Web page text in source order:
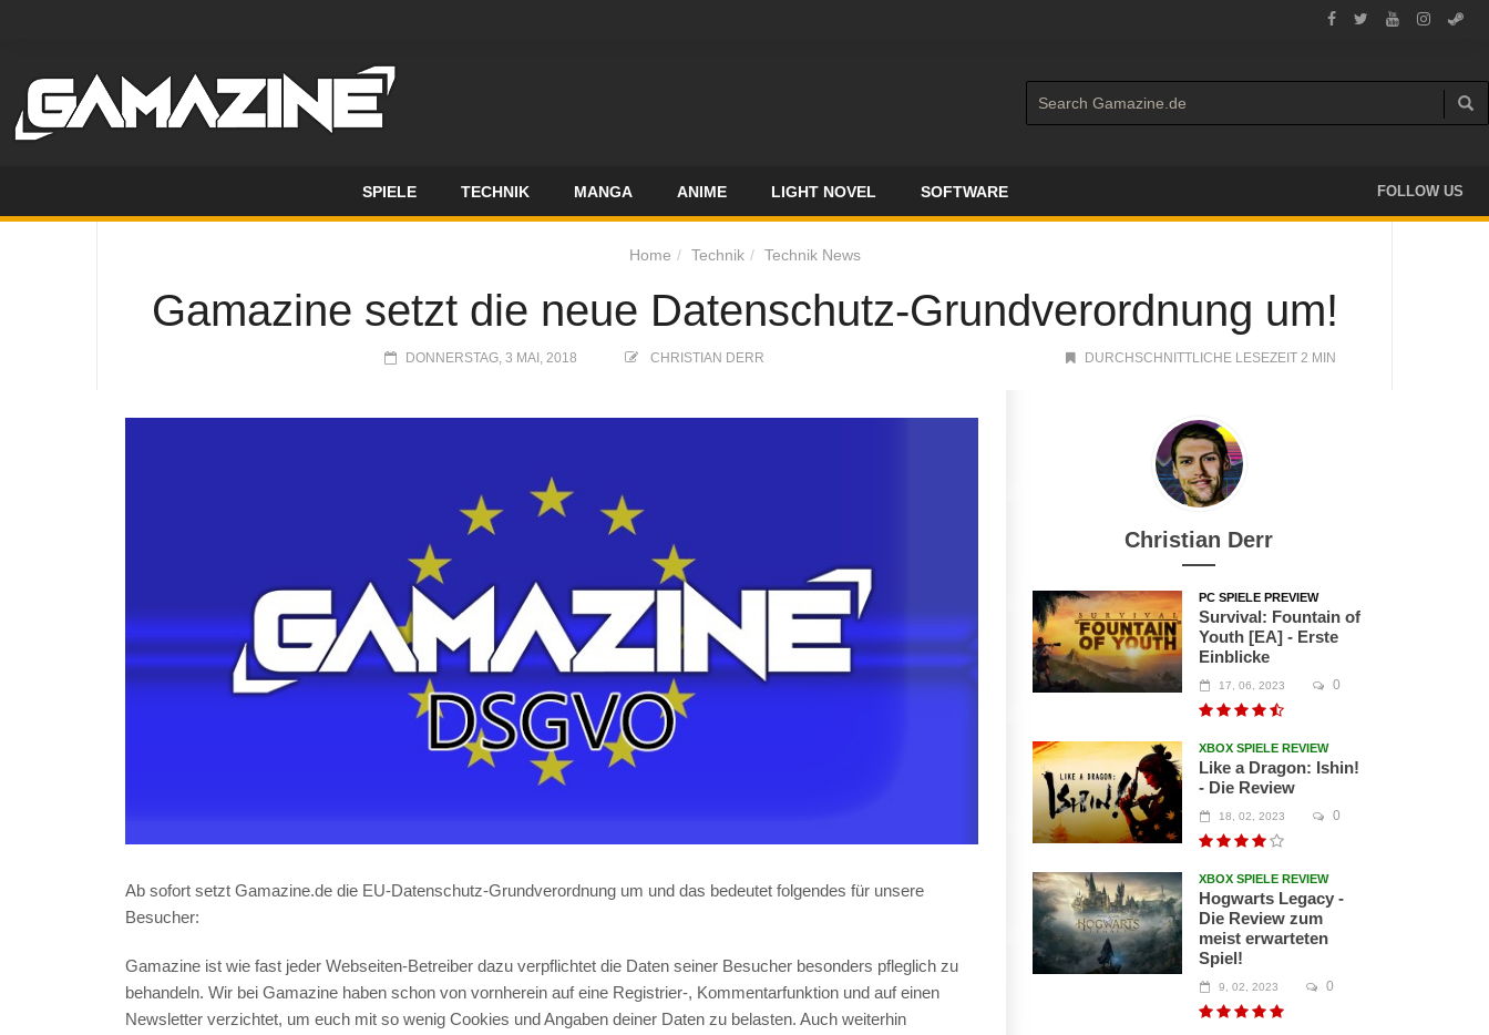
SPIELE TECHNIK MANGA ANIME LIGHT NOVEL SOFTWARE FOLLOW US
Home Technik Technik News
Gamazine setzt die neue Datenschutz-Grundverordnung um!
DONNERSTAG, 3 MAI, 2018 CHRISTIAN DERR DURCHSCHNITTLICHE LESEZEIT 2 MIN
Ab sofort setzt Gamazine.de die EU-Datenschutz-Grundverordnung um und das bedeutet folgendes für unsere
Besucher:
Gamazine ist wie fast jeder Webseiten-Betreiber dazu verpflichtet die Daten seiner Besucher besonders pfleglich zu
behandeln. Wir bei Gamazine haben schon von vornherein auf eine Registrier-, Kommentarfunktion und auf einen
Newsletter verzichtet, um euch mit so wenig Cookies und Angaben deiner Daten zu belasten. Auch weiterhin
Christian Derr
PC SPIELE PREVIEW
Survival: Fountain of
Youth [EA] - Erste
Einblicke
17, 06, 2023 0
XBOX SPIELE REVIEW
Like a Dragon: Ishin!
- Die Review
18, 02, 2023 0
XBOX SPIELE REVIEW
Hogwarts Legacy -
Die Review zum
meist erwarteten
Spiel!
9, 02, 2023 0